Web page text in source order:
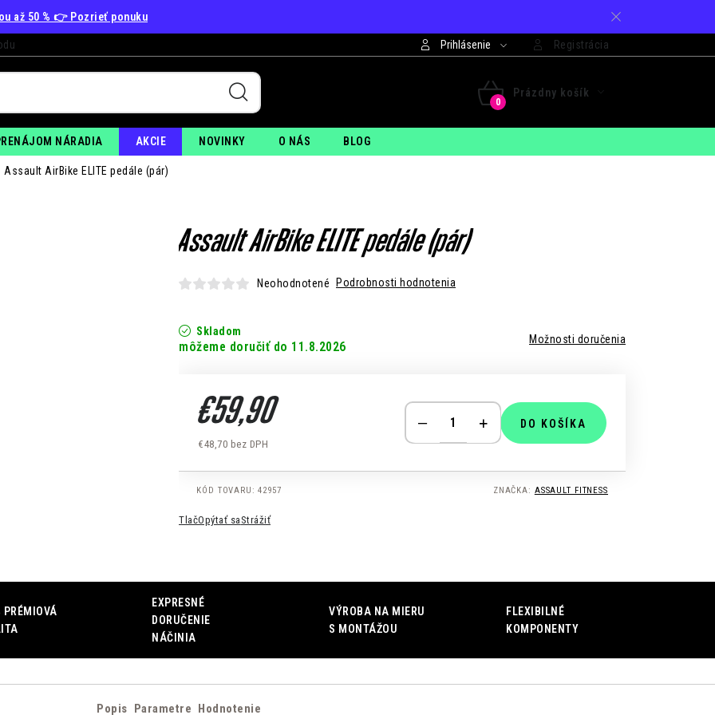
až 50 % 👉 Pozrieť ponuku
Prihlásenie Registrácia
NÁKUPNÝ
KOŠÍK
Prázdny košík
NÁRADIA AKCIE NOVINKY O NÁS BLOG
Assault AirBike ELITE pedále (pár)
Assault AirBike ELITE pedále (pár)
Neohodnotené Podrobnosti hodnotenia
Skladom
11.8.2026 Možnosti doručenia
€59,90
€48,70 bez DPH
DO KOŠÍKA
KÓD TOVARU: 42957 ZNAČKA: ASSAULT FITNESS
TlačOpýtať sa Strážiť
PRÉMIOVÁ
EXPRESNÉ
DORUČENIE
NÁČINIA
VÝROBA NA MIERU
S MONTÁŽOU
FLEXIBILNÉ
KOMPONENTY
Popis Parametre Hodnotenie